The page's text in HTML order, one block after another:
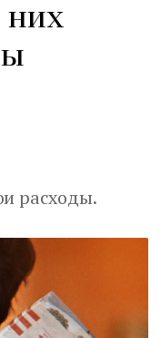
расходы.